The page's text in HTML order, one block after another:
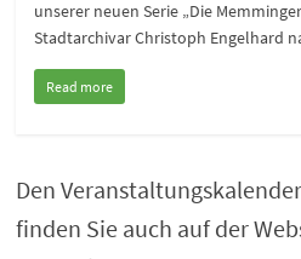
unserer neuen Serie „Die
Stadtarchivar Christoph Engelhard
Read more
Den
finden Sie auch auf der